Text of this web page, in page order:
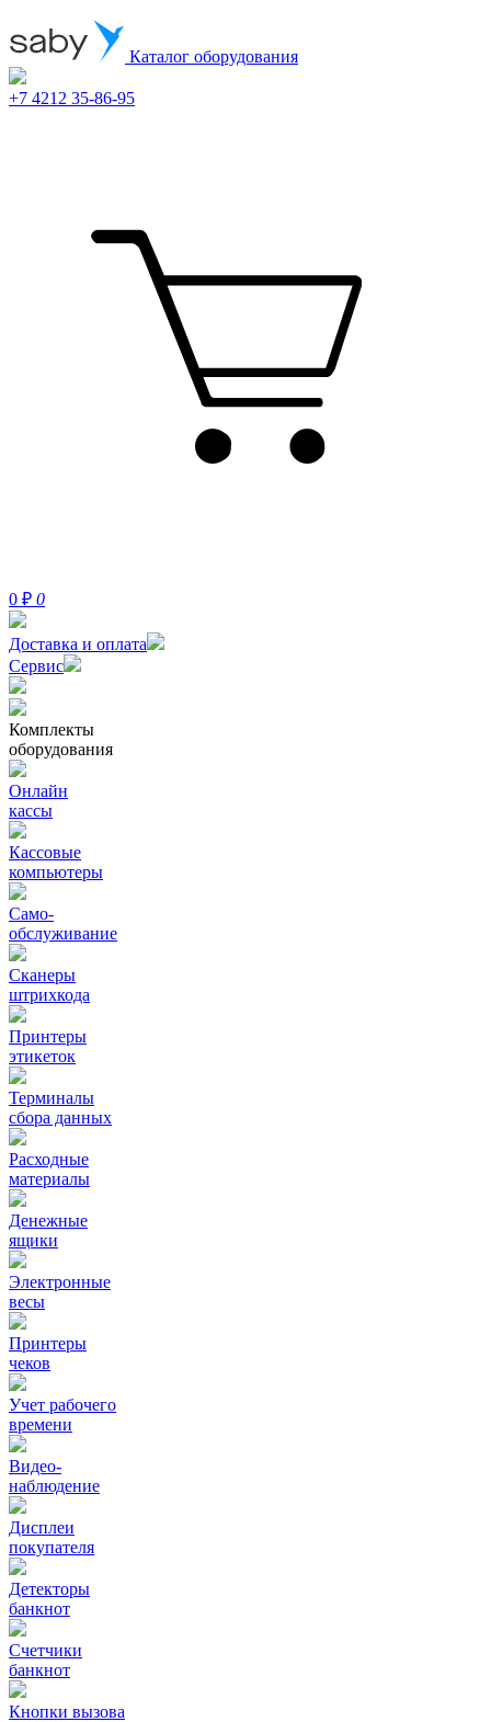
Каталог оборудования
+7 4212 35-86-95
0 ₽ 0
Доставка и оплата
Сервис
Комплекты
оборудования
Онлайн
кассы
Кассовые
компьютеры
Само-
обслуживание
Сканеры
штрихкода
Принтеры
этикеток
Терминалы
сбора данных
Расходные
материалы
Денежные
ящики
Электронные
весы
Принтеры
чеков
Учет рабочего
времени
Видео‑
наблюдение
Дисплеи
покупателя
Детекторы
банкнот
Счетчики
банкнот
Кнопки вызова